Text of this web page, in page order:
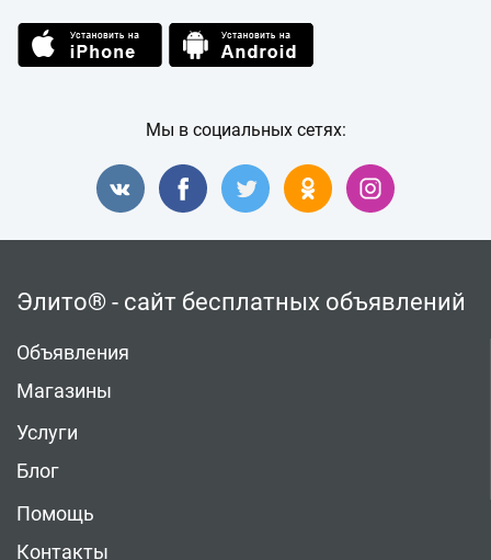
Мы в социальных сетях:
Элито® - сайт бесплатных объявлений
Объявления
Магазины
Услуги
Блог
Помощь
Контакты